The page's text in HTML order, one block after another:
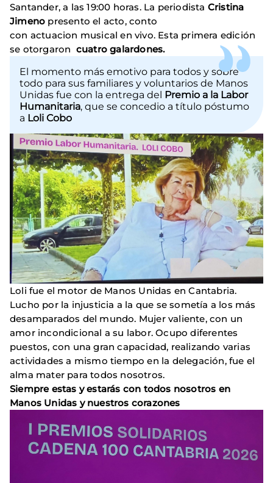
Santander, a las 19:00 horas. La periodista Cristina
Jimeno presento el acto, conto
con actuacion musical en vivo. Esta primera edición
se otorgaron cuatro galardones.
El momento más emotivo para todos y sobre
todo para sus familiares y voluntarios de Manos
Unidas fue con la entrega del Premio a la Labor
Humanitaria, que se concedio a título póstumo
a Loli Cobo
Loli fue el motor de Manos Unidas en Cantabria.
Lucho por la injusticia a la que se sometía a los más
desamparados del mundo. Mujer valiente, con un
amor incondicional a su labor. Ocupo diferentes
puestos, con una gran capacidad, realizando varias
actividades a mismo tiempo en la delegación, fue el
alma mater para todos nosotros.
Siempre estas y estarás con todos nosotros en
Manos Unidas y nuestros corazones